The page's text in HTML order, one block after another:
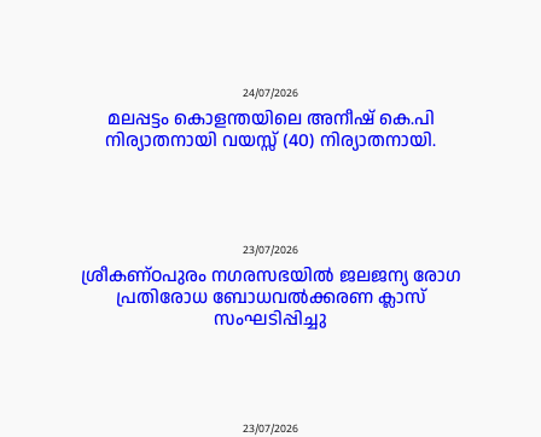
24/07/2026
മലപ്പട്ടം കൊളന്തയിലെ അനീഷ് കെ.പി
നിര്യാതനായി വയസ്സ് (40) നിര്യാതനായി.
23/07/2026
ശ്രീകണ്ഠപുരം നഗരസഭയിൽ ജലജന്യ രോഗ
പ്രതിരോധ ബോധവൽക്കരണ ക്ലാസ്
സംഘടിപ്പിച്ചു
23/07/2026